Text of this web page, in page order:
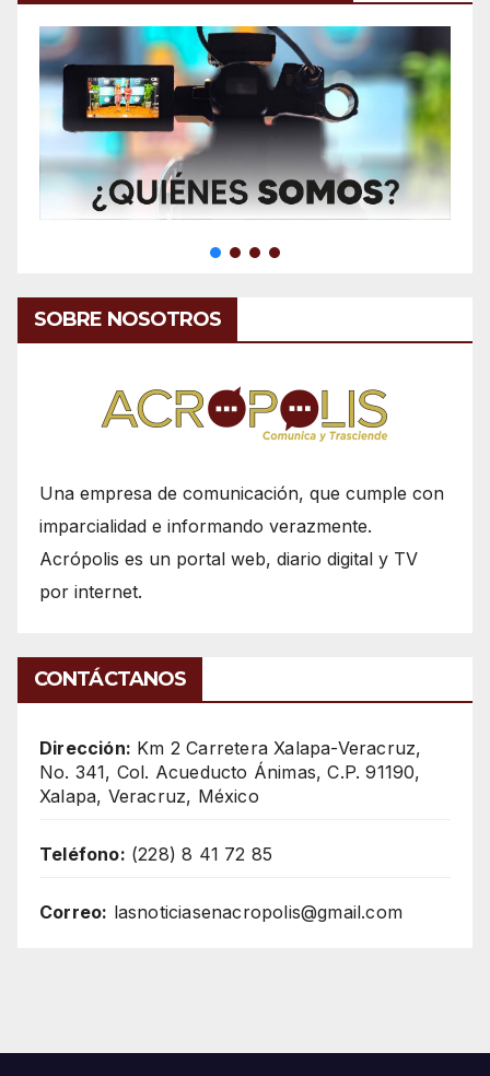
SOBRE NOSOTROS
Una empresa de comunicación, que cumple con
imparcialidad e informando verazmente.
Acrópolis es un portal web, diario digital y TV
por internet.
CONTÁCTANOS
Dirección: Km 2 Carretera Xalapa-Veracruz,
No. 341, Col. Acueducto Ánimas, C.P. 91190,
Xalapa, Veracruz, México
Teléfono: (228) 8 41 72 85
Correo: lasnoticiasenacropolis@gmail.com